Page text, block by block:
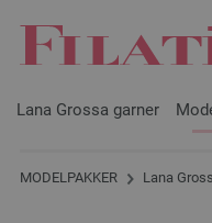
Lana Grossa garner
MODELPAKKER Lana